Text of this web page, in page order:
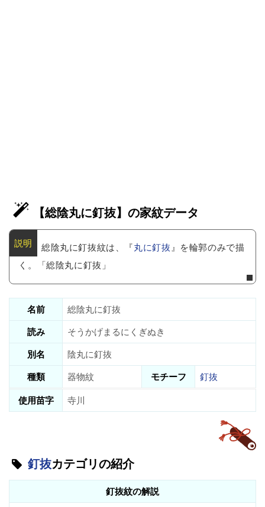
【総陰丸に釘抜】の家紋データ
総陰丸に釘抜紋は、『丸に釘抜』を輪郭のみで描
く。「総陰丸に釘抜」
名前
総陰丸に釘抜
読み
そうかげまるにくぎぬき
別名
陰丸に釘抜
種類
器物紋 モチーフ
釘抜
使用苗字
寺川
釘抜カテゴリの紹介
釘抜紋の解説